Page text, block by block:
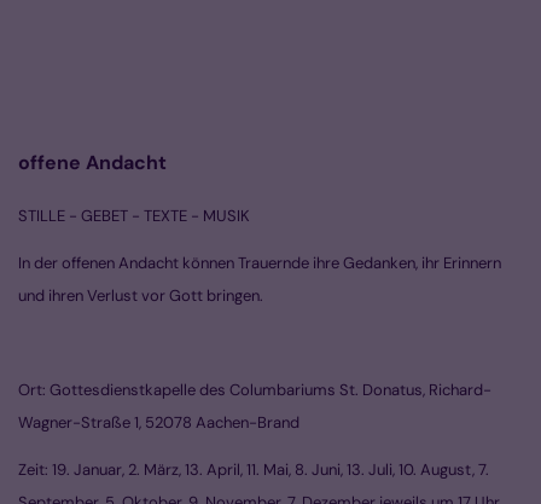
offene Andacht
STILLE - GEBET - TEXTE - MUSIK
In der offenen Andacht können Trauernde ihre Gedanken, ihr Erinnern
und ihren Verlust vor Gott bringen.
Ort: Gottesdienstkapelle des Columbariums St. Donatus, Richard-
Wagner-Straße 1, 52078 Aachen-Brand
Zeit: 19. Januar, 2. März, 13. April, 11. Mai, 8. Juni, 13. Juli, 10. August, 7.